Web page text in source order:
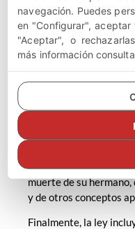
cuánto más jóvenes
víctima mortal.
Los ascendientes de la
caso de muerte por
establecida en función
30 años o más,
influir en la
Los hermanos del
tienen derecho a
muerte de su
y de otros conceptos
Finalmente, la ley
navegación. Puedes
en "Configurar", aceptar
"Aceptar", o
más información